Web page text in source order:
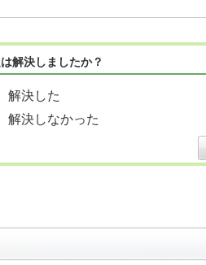
解決しましたか？
解決した
解決しなかった